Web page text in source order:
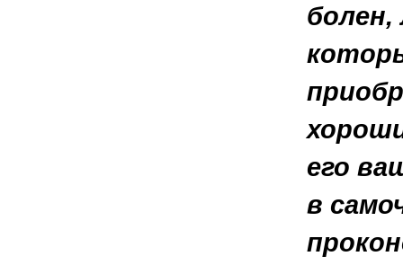
его
в